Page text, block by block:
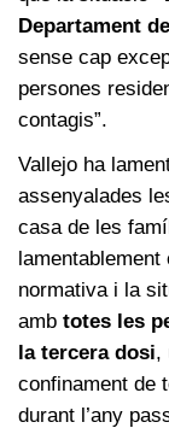
Departament
sense cap
persones
contagis”.
Vallejo ha
assenyalades
casa de les
normativa i la
amb totes les
la tercera dosi,
confinament de
durant l’any